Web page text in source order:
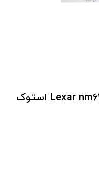
اس اس دی Lexar nm620 M.2 256GB 92 استوک